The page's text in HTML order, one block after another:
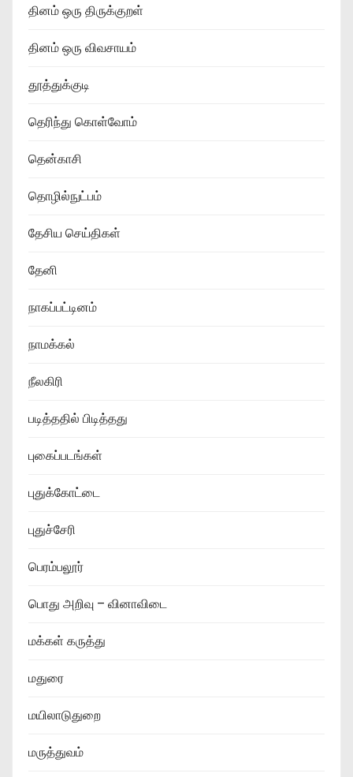
தினம் ஒரு திருக்குறள்
தினம் ஒரு விவசாயம்
தூத்துக்குடி
தெரிந்து கொள்வோம்
தென்காசி
தொழில்நுட்பம்
தேசிய செய்திகள்
தேனி
நாகப்பட்டினம்
நாமக்கல்
நீலகிரி
படித்ததில் பிடித்தது
புகைப்படங்கள்
புதுக்கோட்டை
புதுச்சேரி
பெரம்பலூர்
பொது அறிவு – வினாவிடை
மக்கள் கருத்து
மதுரை
மயிலாடுதுறை
மருத்துவம்